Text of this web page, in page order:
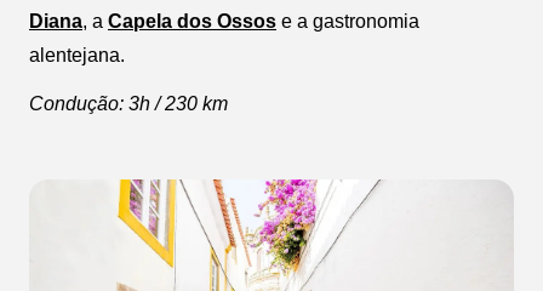
Diana, a Capela dos Ossos e a gastronomia
alentejana.
Condução: 3h / 230 km